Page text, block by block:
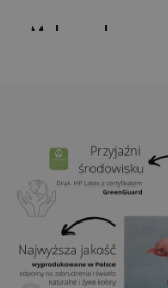
Maksymalna
Klej:
Zastosowanie:
biurowe,